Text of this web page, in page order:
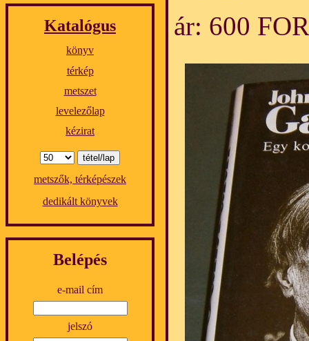
Katalógus
könyv
térkép
metszet
levelezőlap
kézirat
metszők, térképészek
dedikált könyvek
Belépés
e-mail cím
jelszó
ár: 600